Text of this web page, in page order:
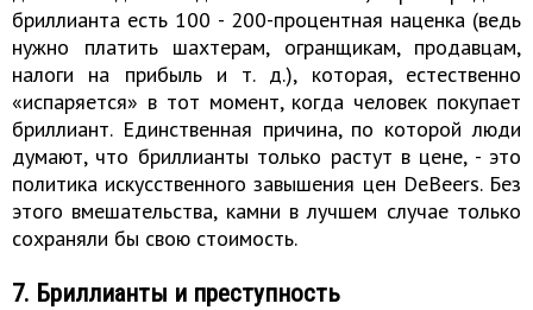
бриллианта есть 100 - 200-процентная наценка (ведь
нужно платить шахтерам, огранщикам, продавцам,
налоги на прибыль и т. д.), которая, естественно
«испаряется» в тот момент, когда человек покупает
бриллиант. Единственная причина, по которой люди
думают, что бриллианты только растут в цене, - это
политика искусственного завышения цен DeBeers. Без
этого вмешательства, камни в лучшем случае только
сохраняли бы свою стоимость.
7. Бриллианты и преступность